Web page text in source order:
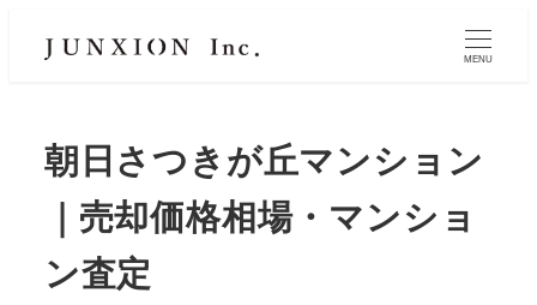
MENU
朝日さつきが丘マンション
｜売却価格相場・マンショ
ン査定